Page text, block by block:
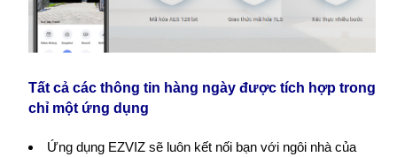
Tất cả các thông tin hàng ngày được tích hợp trong
chỉ một ứng dụng
Ứng dụng EZVIZ sẽ luôn kết nối bạn với ngôi nhà của